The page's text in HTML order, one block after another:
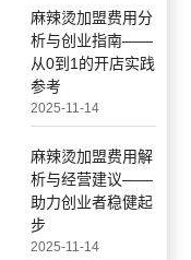
麻辣烫加盟费用分
析与创业指南——
从0到1的开店实践
参考
2025-11-14
麻辣烫加盟费用解
析与经营建议——
助力创业者稳健起
步
2025-11-14